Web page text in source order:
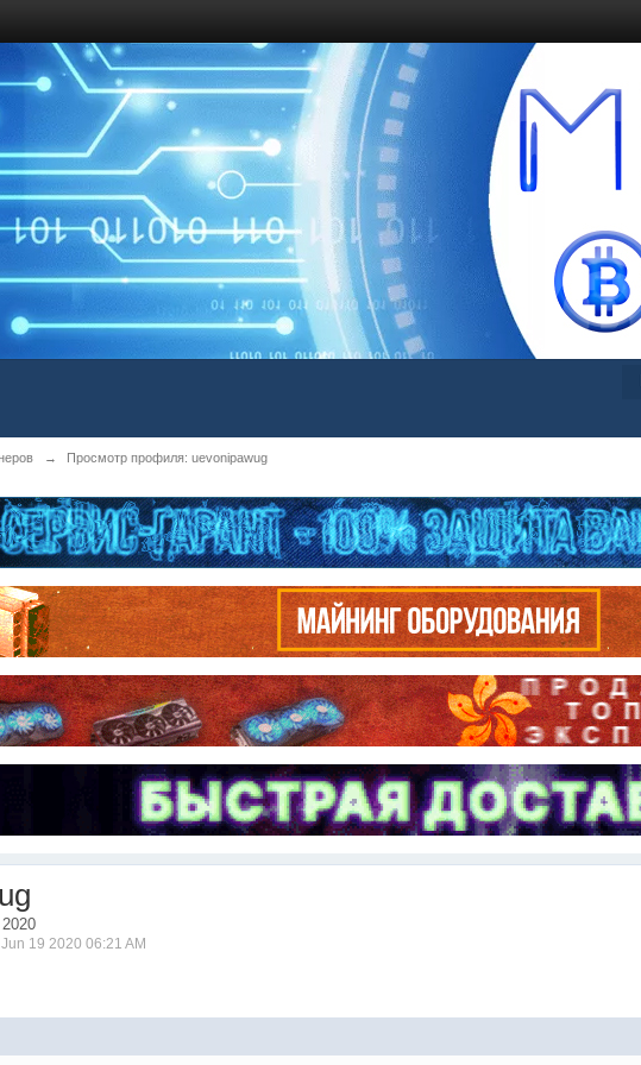
→ Просмотр профиля: uevonipawug
19 2020 06:21 AM